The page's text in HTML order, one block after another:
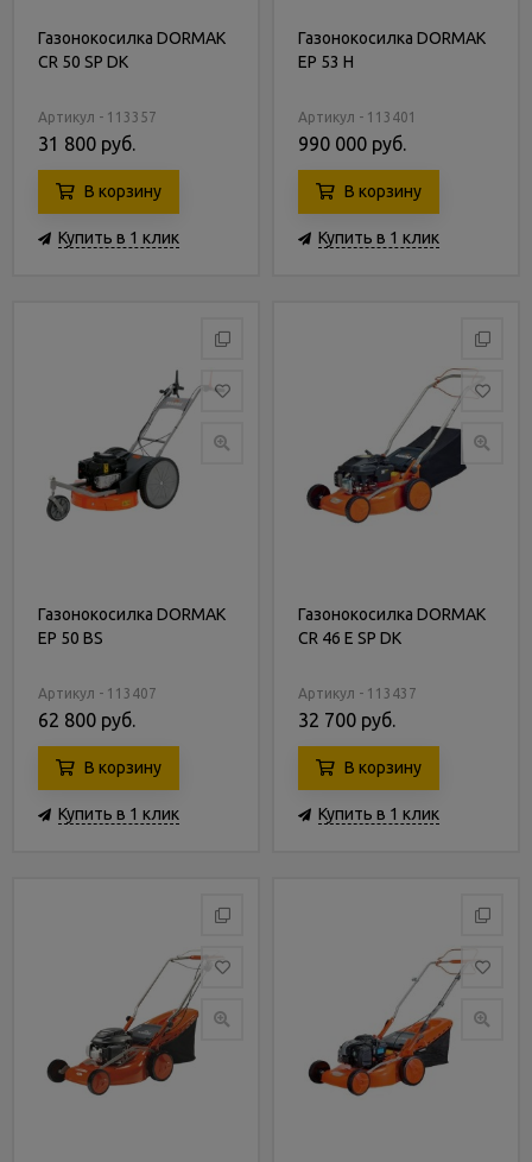
Газонокосилка DORMAK
CR 50 SP DK
Артикул - 113357
31 800 руб.
В корзину
Купить в 1 клик
Газонокосилка DORMAK
EP 53 H
Артикул - 113401
990 000 руб.
В корзину
Купить в 1 клик
Газонокосилка DORMAK
EP 50 BS
Артикул - 113407
62 800 руб.
В корзину
Купить в 1 клик
Газонокосилка DORMAK
CR 46 E SP DK
Артикул - 113437
32 700 руб.
В корзину
Купить в 1 клик